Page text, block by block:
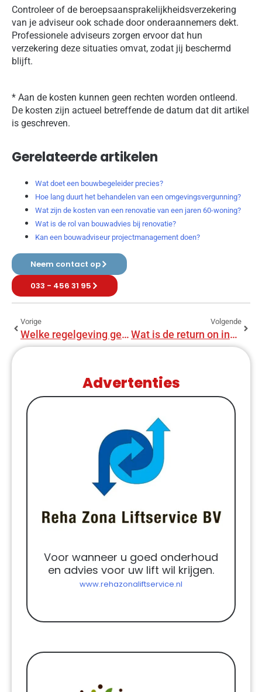
Controleer of de beroepsaansprakelijkheidsverzekering
van je adviseur ook schade door onderaannemers dekt.
Professionele adviseurs zorgen ervoor dat hun
verzekering deze situaties omvat, zodat jij beschermd
blijft.
* Aan de kosten kunnen geen rechten worden ontleend.
De kosten zijn actueel betreffende de datum dat dit artikel
is geschreven.
Gerelateerde artikelen
Wat doet een bouwbegeleider precies?
Hoe lang duurt het behandelen van een omgevingsvergunning?
Wat zijn de kosten van een renovatie van een jaren 60-woning?
Wat is de rol van bouwadvies bij renovatie?
Kan een bouwadviseur projectmanagement doen?
Neem contact op
033 - 456 31 95
Vorige
Welke regelgeving geldt voor bouwadviseurs?
Volgende
Wat is de return on investment van bouwadvies?
Advertenties
Voor wanneer u goed onderhoud
en advies voor uw lift wil krijgen.
www.rehazonaliftservice.nl